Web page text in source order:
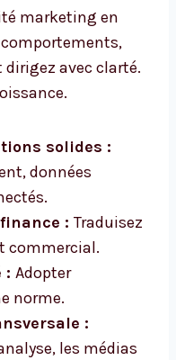
marketing en
comportements,
avec clarté.
solides :
données
: Traduisez
commercial.
: Adopter
norme.
:
les médias